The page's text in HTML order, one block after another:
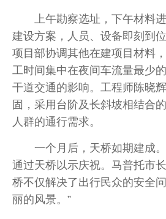
上午勘察选址，下午材料进
建设方案，人员、设备即刻到
项目部协调其他在建项目材料
工时间集中在夜间车流量最少
干道交通的影响。工程师陈晓
固，采用台阶及长斜坡相结合
人群的通行需求。
一个月后，天桥如期建成。
通过天桥以示庆祝。马普托市
桥不仅解决了出行民众的安全
丽的风景。”